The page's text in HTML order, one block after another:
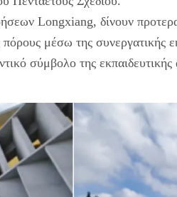
Longxiang, δίνουν
μέσω της συνεργατικής
σύμβολο της